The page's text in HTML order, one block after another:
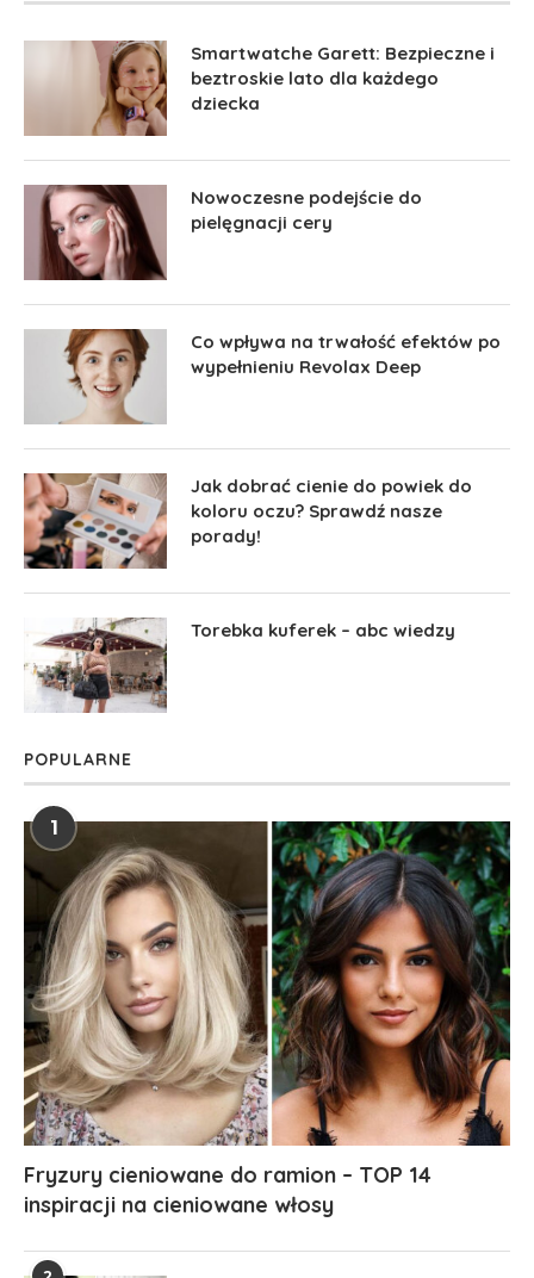
Smartwatche Garett: Bezpieczne i
beztroskie lato dla każdego
dziecka
Nowoczesne podejście do
pielęgnacji cery
Co wpływa na trwałość efektów po
wypełnieniu Revolax Deep
Jak dobrać cienie do powiek do
koloru oczu? Sprawdź nasze
porady!
Torebka kuferek – abc wiedzy
POPULARNE
1
Fryzury cieniowane do ramion – TOP 14
inspiracji na cieniowane włosy